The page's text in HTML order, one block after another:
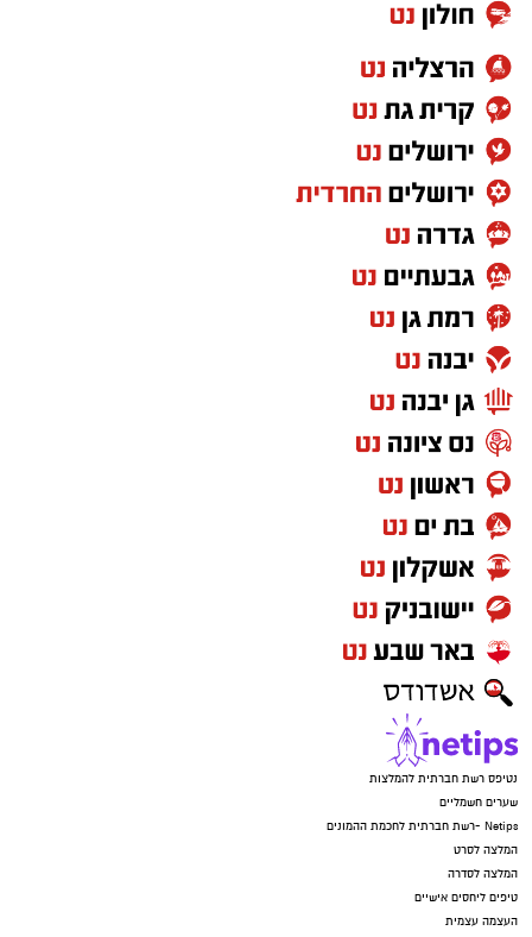
נטיפס רשת חברתית להמלצות
שערים חשמליים
Netips -רשת חברתית לחכמת ההמונים
המלצה לסרט
המלצה לסדרה
טיפים ליחסים אישיים
העצמה עצמית